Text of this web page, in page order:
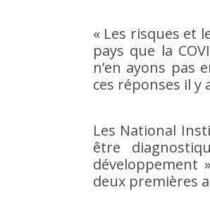
« Les risques et
pays que la
n’en ayons pas
ces réponses il y
Les National
être
développement
deux premières